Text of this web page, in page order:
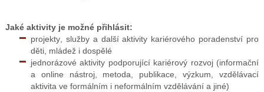
Jaké aktivity je možné přihlásit:
projekty, služby a další aktivity kariérového poradenství pro
děti, mládež i dospělé
jednorázové aktivity podporující kariérový rozvoj (informační
a online nástroj, metoda, publikace, výzkum, vzdělávací
aktivita ve formálním i neformálním vzdělávání a jiné)